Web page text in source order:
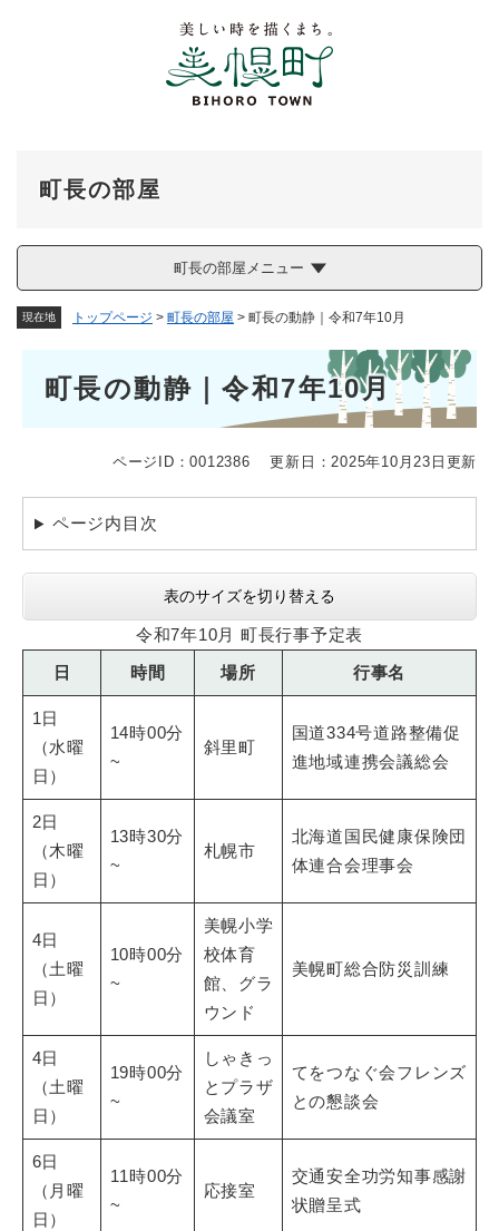
現在地 トップページ > 町長の部屋 > 町長の動静｜令和7年10月
町長の部屋
町長の部屋メニュー
町長の動静｜令和7年10月
ページID：0012386 更新日：2025年10月23日更新
ページ内目次
表のサイズを切り替える
令和7年10月 町長行事予定表
日
時間 場所 行事名
1日
（水曜
日）
14時00分
~
斜里町
国道334号道路整備促
進地域連携会議総会
2日
（木曜
日）
13時30分
~
札幌市
北海道国民健康保険団
体連合会理事会
4日
（土曜
日）
10時00分
~
美幌小学
校体育
館、グラ
ウンド
美幌町総合防災訓練
4日
（土曜
日）
19時00分
~
しゃきっ
とプラザ
会議室
てをつなぐ会フレンズ
との懇談会
6日
（月曜
日）
11時00分
~
応接室
交通安全功労知事感謝
状贈呈式